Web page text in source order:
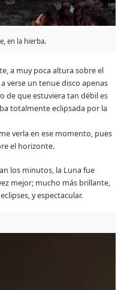
en la hierba.
a muy poca altura sobre el
verse un tenue disco apenas
de que estuviera tan débil es
totalmente eclipsada por la
verla en ese momento, pues
el horizonte.
los minutos, la Luna fue
mejor; mucho más brillante,
y espectacular.